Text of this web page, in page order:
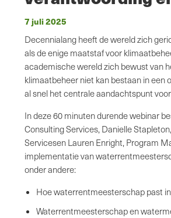
7 juli 2025
Decennialang heeft de wereld zich
als de enige maatstaf voor
academische wereld zich bewust van
klimaatbeheer niet kan bestaan in
al snel het centrale aandachtspunt
In deze 60 minuten durende webinar
Consulting Services, Danielle
Servicesen Lauren Enright, Program
implementatie van
onder andere:
Hoe waterrentmeesterschap past
Waterrentmeesterschap en